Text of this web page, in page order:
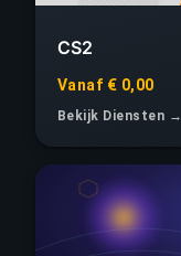
CS2
Vanaf € 0,00
Bekijk Diensten →